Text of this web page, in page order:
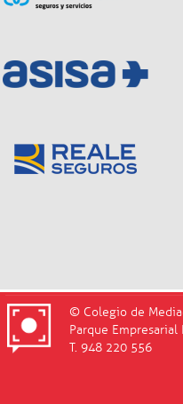
© Colegio de
Parque
T. 948 220 556